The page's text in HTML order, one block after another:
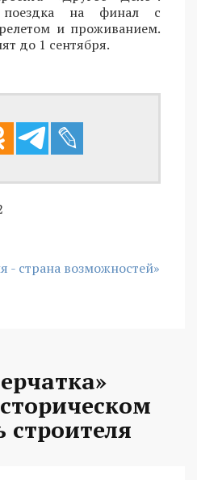
на финал с
и проживанием.
до 1 сентября.
- страна возможностей»
строителя